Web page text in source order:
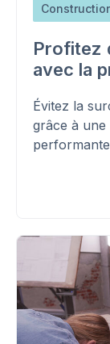
Profitez
avec la
Évitez la
grâce à
besoins en